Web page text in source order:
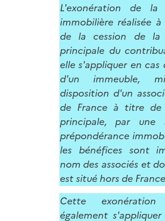
L'exonération de la
immobilière réalisée
de la cession de la
principale du
elle s'appliquer en cas
d'un immeuble,
disposition d'un
de France à titre de
principale, par une
prépondérance
les bénéfices sont
nom des associés et
est situé hors de
Cette exonération
également